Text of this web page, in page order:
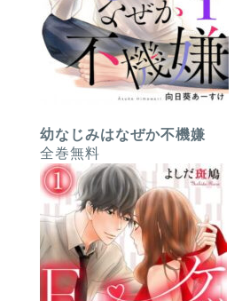
幼なじみはなぜか不機嫌
全巻無料